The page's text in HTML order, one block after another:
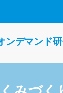
ンデマンド